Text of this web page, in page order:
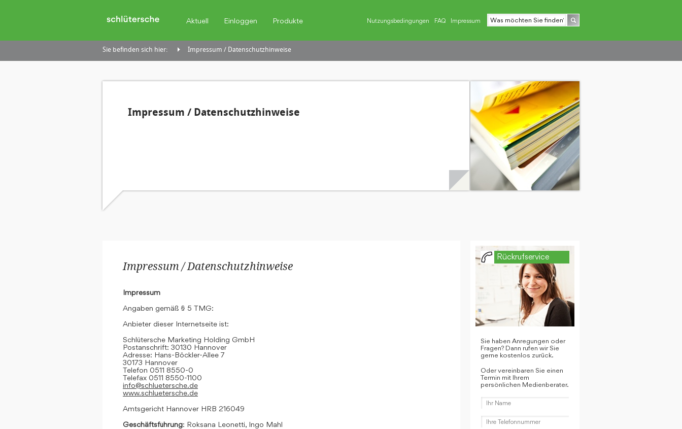
Aktuell Einloggen Produkte Nutzungsbedingungen FAQ Impressum
Sie befinden sich hier: Impressum / Datenschutzhinweise
Impressum / Datenschutzhinweise
Impressum / Datenschutzhinweise
Impressum
Angaben gemäß § 5 TMG:
Anbieter dieser Internetseite ist:
Schlütersche Marketing Holding GmbH
Postanschrift: 30130 Hannover
Adresse: Hans-Böckler-Allee 7
30173 Hannover
Telefon 0511 8550-0
Telefax 0511 8550-1100
info@schluetersche.de
www.schluetersche.de
Amtsgericht Hannover HRB 216049
Geschäftsführung: Roksana Leonetti, Ingo Mahl
Rückrufservice
Sie haben Anregungen oder
Fragen? Dann rufen wir Sie
gerne kostenlos zurück.
Oder vereinbaren Sie einen
Termin mit Ihrem
persönlichen Medienberater.